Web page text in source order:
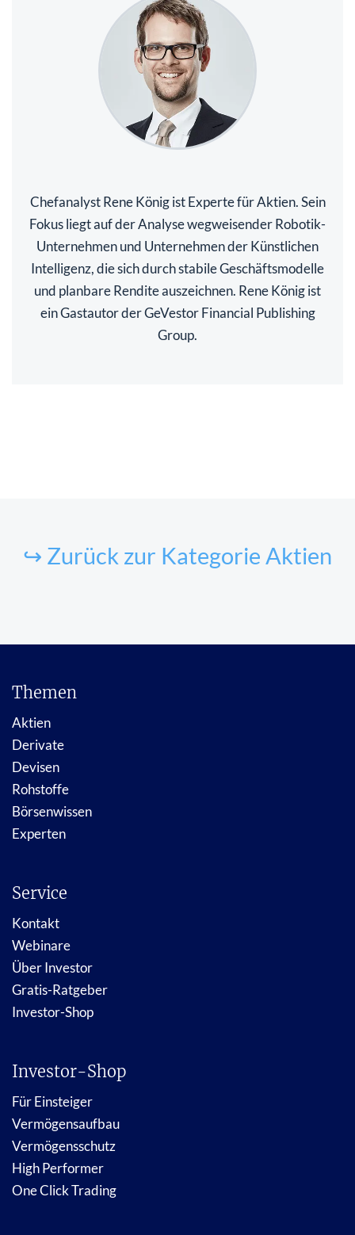
Chefanalyst Rene König ist Experte für Aktien. Sein
Fokus liegt auf der Analyse wegweisender Robotik-
Unternehmen und Unternehmen der Künstlichen
Intelligenz, die sich durch stabile Geschäftsmodelle
und planbare Rendite auszeichnen. Rene König ist
ein Gastautor der GeVestor Financial Publishing
Group.
↪ Zurück zur Kategorie Aktien
Themen
Aktien
Derivate
Devisen
Rohstoffe
Börsenwissen
Experten
Service
Kontakt
Webinare
Über Investor
Gratis-Ratgeber
Investor-Shop
Investor-Shop
Für Einsteiger
Vermögensaufbau
Vermögensschutz
High Performer
One Click Trading